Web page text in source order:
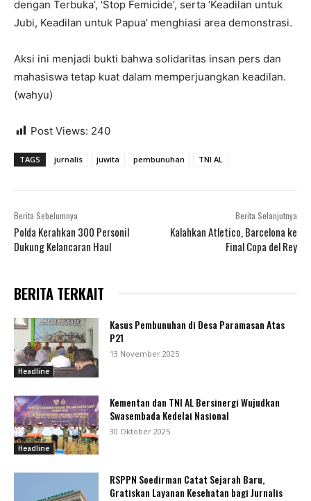
dengan Terbuka’, ‘Stop Femicide’, serta ‘Keadilan untuk
Jubi, Keadilan untuk Papua’ menghiasi area demonstrasi.
Aksi ini menjadi bukti bahwa solidaritas insan pers dan
mahasiswa tetap kuat dalam memperjuangkan keadilan.
(wahyu)
Post Views: 240
TAGS jurnalis juwita pembunuhan TNI AL
Berita Sebelumnya
Polda Kerahkan 300 Personil
Dukung Kelancaran Haul
Berita Selanjutnya
Kalahkan Atletico, Barcelona ke
Final Copa del Rey
BERITA TERKAIT
Headline
Kasus Pembunuhan di Desa Paramasan Atas
P21
13 November 2025
Headline
Kementan dan TNI AL Bersinergi Wujudkan
Swasembada Kedelai Nasional
30 Oktober 2025
RSPPN Soedirman Catat Sejarah Baru,
Gratiskan Layanan Kesehatan bagi Jurnalis